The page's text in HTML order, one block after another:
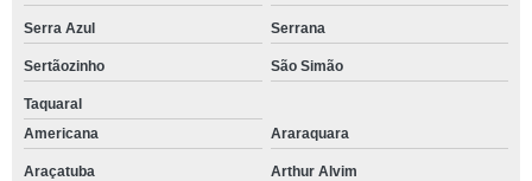
Serra Azul Serrana
Sertãozinho São Simão
Taquaral
Americana
Araraquara
Araçatuba Arthur Alvim